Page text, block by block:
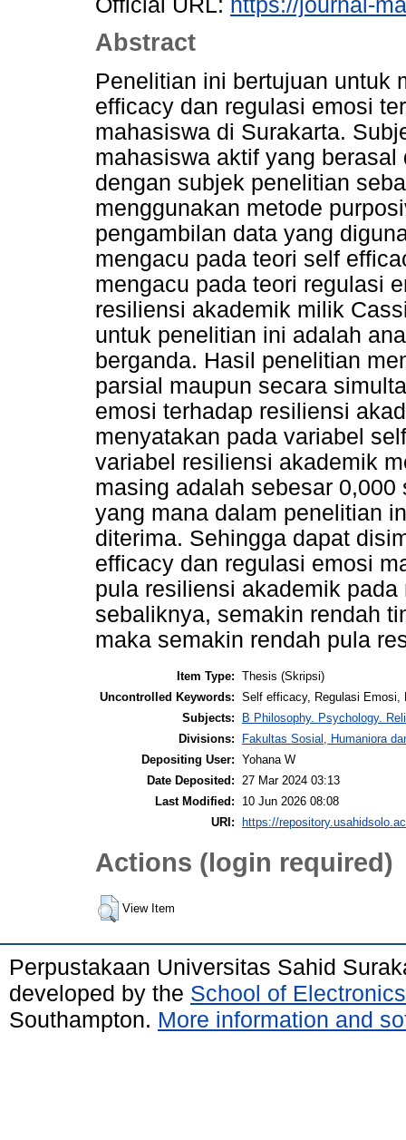
Abstract
Penelitian ini bertujuan untuk
efficacy dan regulasi emosi
mahasiswa di Surakarta.
mahasiswa aktif yang
dengan subjek penelitian
menggunakan metode
pengambilan data yang
mengacu pada teori self
mengacu pada teori regulasi
resiliensi akademik milik
untuk penelitian ini adalah
berganda. Hasil penelitian
parsial maupun secara
emosi terhadap resiliensi
menyatakan pada variabel
variabel resiliensi akademik
masing adalah sebesar
yang mana dalam penelitian
diterima. Sehingga dapat
efficacy dan regulasi emosi
pula resiliensi akademik
sebaliknya, semakin rendah
maka semakin rendah pula
Item Type: Thesis (Skripsi)
Uncontrolled Keywords: Self efficacy, Regulasi Emosi,
Subjects:
B Philosophy. Psychology.
Divisions:
Fakultas Sosial, Humaniora
Depositing User: Yohana W
Date Deposited:
27 Mar 2024 03:13
Last Modified:
10 Jun 2026 08:08
URI:
https://
Actions (login required)
View Item
Perpustakaan Universitas Sahid
developed by the School of
Southampton. More information and